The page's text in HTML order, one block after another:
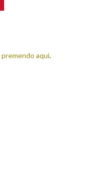
premendo aquí.